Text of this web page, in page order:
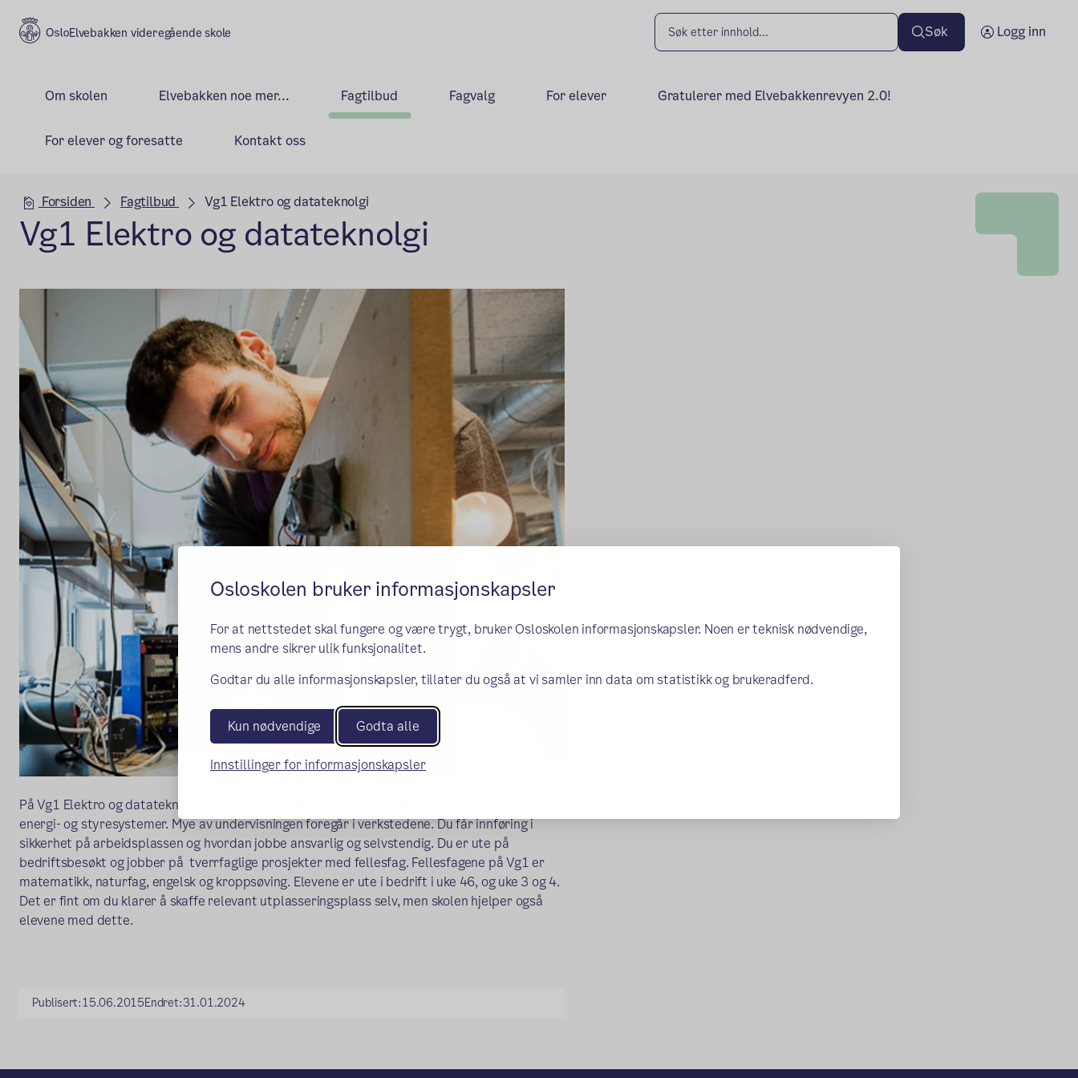
Osloskolen bruker informasjonskapsler
For at nettstedet skal fungere og være trygt, bruker Osloskolen informasjonskapsler. Noen er teknisk nødvendige,
mens andre sikrer ulik funksjonalitet.
Godtar du alle informasjonskapsler, tillater du også at vi samler inn data om statistikk og brukeradferd.
Kun nødvendige Godta alle
Innstillinger for informasjonskapsler
Elvebakken videregående skole Søk Logg inn
Om skolen Elvebakken noe mer... Fagtilbud Fagvalg For elever Gratulerer med Elvebakkenrevyen 2.0!
For elever og foresatte Kontakt oss
Hovedseksjon
Forsiden Fagtilbud Vg1 Elektro og datateknolgi
Vg1 Elektro og datateknolgi
På Vg1 Elektro og datateknologi får du en innføring i elektroniske kretser og nettverk, samt
energi- og styresystemer. Mye av undervisningen foregår i verkstedene. Du får innføring i
sikkerhet på arbeidsplassen og hvordan jobbe ansvarlig og selvstendig. Du er ute på
bedriftsbesøkt og jobber på tverrfaglige prosjekter med fellesfag. Fellesfagene på Vg1 er
matematikk, naturfag, engelsk og kroppsøving. Elevene er ute i bedrift i uke 46, og uke 3 og 4.
Det er fint om du klarer å skaffe relevant utplasseringsplass selv, men skolen hjelper også
elevene med dette.
Publisert:15.06.2015Endret:31.01.2024